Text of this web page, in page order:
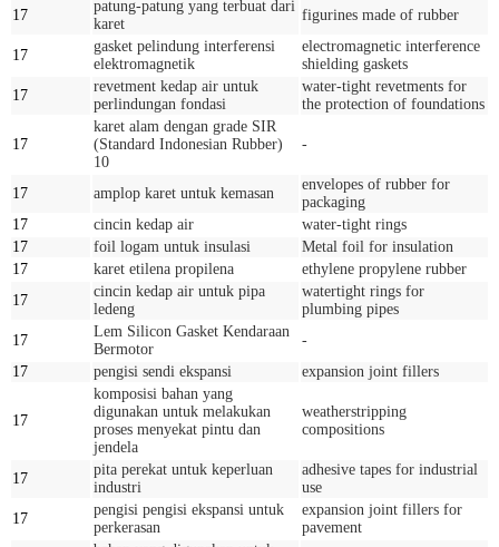
17
patung-patung yang terbuat dari
karet
figurines made of rubber
17
gasket pelindung interferensi
elektromagnetik
electromagnetic interference
shielding gaskets
17
revetment kedap air untuk
perlindungan fondasi
water-tight revetments for
the protection of foundations
17
karet alam dengan grade SIR
(Standard Indonesian Rubber)
10
-
17 amplop karet untuk kemasan
envelopes of rubber for
packaging
17
cincin kedap air
water-tight rings
17
foil logam untuk insulasi
Metal foil for insulation
17
karet etilena propilena
ethylene propylene rubber
17
cincin kedap air untuk pipa
ledeng
watertight rings for
plumbing pipes
17
Lem Silicon Gasket Kendaraan
Bermotor
-
17
pengisi sendi ekspansi expansion joint fillers
17
komposisi bahan yang
digunakan untuk melakukan
proses menyekat pintu dan
jendela
weatherstripping
compositions
17
pita perekat untuk keperluan
industri
adhesive tapes for industrial
use
17
pengisi pengisi ekspansi untuk
perkerasan
expansion joint fillers for
pavement